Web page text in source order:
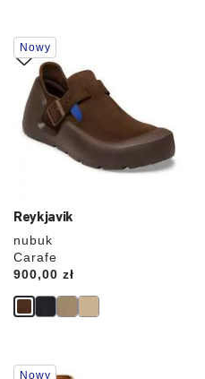
Reykjavik
nubuk
Carafe
Price:
900,00 zł
Wybranie
koloru
spowoduje
zmianę
zdjęcia
produktu
Nowy
Wybranie
Nowy